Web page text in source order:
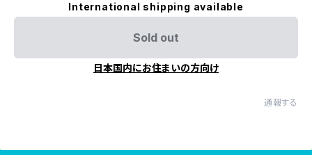
International shipping available
Sold out
日本国内にお住まいの方向け
通報する